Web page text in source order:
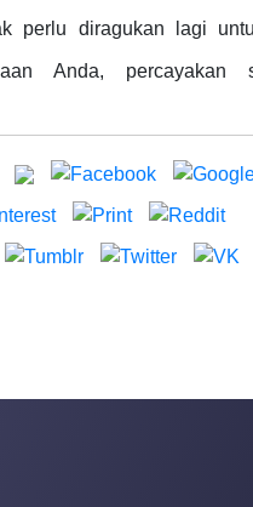
perlu diragukan lagi
Anda, percayakan